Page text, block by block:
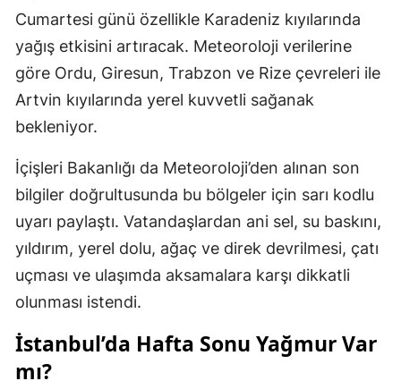
Cumartesi günü özellikle Karadeniz kıyılarında
yağış etkisini artıracak. Meteoroloji verilerine
göre Ordu, Giresun, Trabzon ve Rize çevreleri ile
Artvin kıyılarında yerel kuvvetli sağanak
bekleniyor.
İçişleri Bakanlığı da Meteoroloji’den alınan son
bilgiler doğrultusunda bu bölgeler için sarı kodlu
uyarı paylaştı. Vatandaşlardan ani sel, su baskını,
yıldırım, yerel dolu, ağaç ve direk devrilmesi, çatı
uçması ve ulaşımda aksamalara karşı dikkatli
olunması istendi.
İstanbul’da Hafta Sonu Yağmur Var
mı?